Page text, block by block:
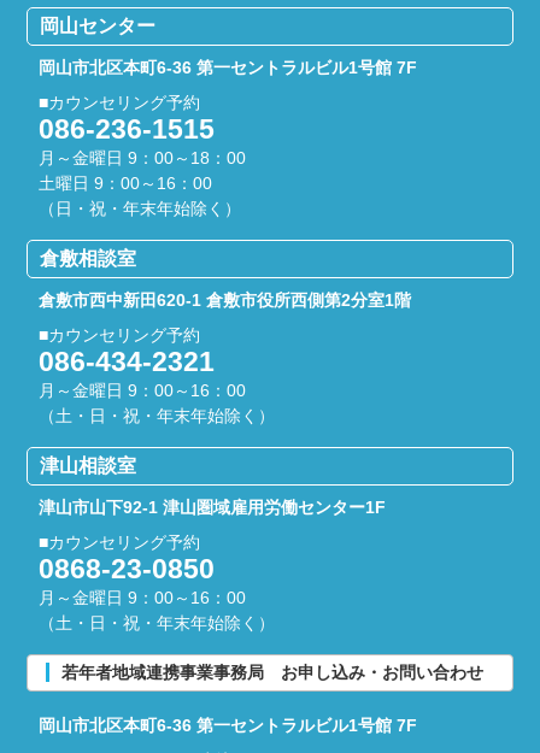
岡山センター
岡山市北区本町6-36第一セントラルビル1号館 7F
■カウンセリング予約
086-236-1515
月～金曜日 9：00～18：00
土曜日 9：00～16：00
（日・祝・年末年始除く）
倉敷相談室
倉敷市西中新田620-1倉敷市役所西側第2分室1階
■カウンセリング予約
086-434-2321
月～金曜日 9：00～16：00
（土・日・祝・年末年始除く）
津山相談室
津山市山下92-1津山圏域雇用労働センター1F
■カウンセリング予約
0868-23-0850
月～金曜日 9：00～16：00
（土・日・祝・年末年始除く）
若年者地域連携事業事務局 お申し込み・お問い合わせ
岡山市北区本町6-36第一セントラルビル1号館 7F